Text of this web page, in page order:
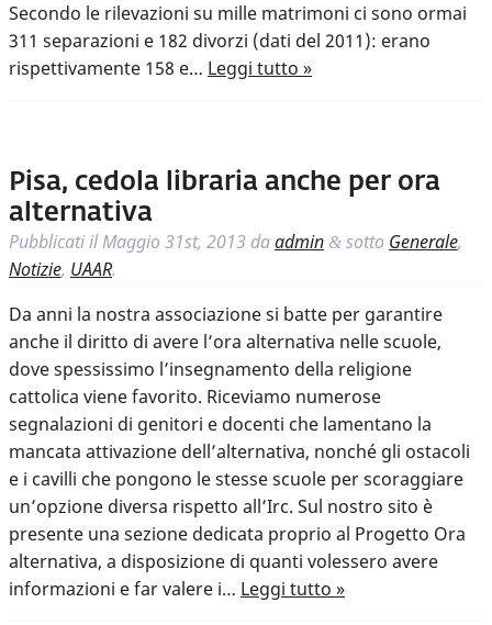
Secondo le rilevazioni su mille matrimoni ci sono ormai
311 separazioni e 182 divorzi (dati del 2011): erano
rispettivamente 158 e… Leggi tutto »
Pisa, cedola libraria anche per ora
alternativa
Pubblicati ilMaggio 31st, 2013 daadmin & sotto Generale,
Notizie, UAAR.
Da anni la nostra associazione si batte per garantire
anche il diritto di avere l’ora alternativa nelle scuole,
dove spessissimo l’insegnamento della religione
cattolica viene favorito. Riceviamo numerose
segnalazioni di genitori e docenti che lamentano la
mancata attivazione dell’alternativa, nonché gli ostacoli
e i cavilli che pongono le stesse scuole per scoraggiare
un’opzione diversa rispetto all’Irc. Sul nostro sito è
presente una sezione dedicata proprio al Progetto Ora
alternativa, a disposizione di quanti volessero avere
informazioni e far valere i… Leggi tutto »